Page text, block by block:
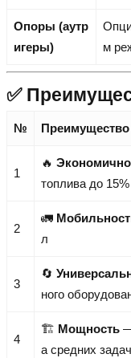
Опоры (аутр
игеры)
м
✅
№ Преимущество
1
🔥
топлива до 15%
2
🚛
л
3
🔄
ного
4
🏗️ Мощность
а средних задач